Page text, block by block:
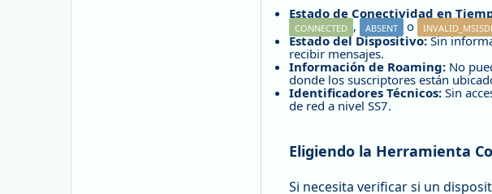
Estado de Conectividad en
CONNECTED , ABSENT o
Estado del Dispositivo:Sin
recibir mensajes.
Información de Roaming: No
donde los suscriptores están
Identificadores Técnicos: Sin
de red a nivel SS7.
Eligiendo la Herramienta
Si necesita verificar si un